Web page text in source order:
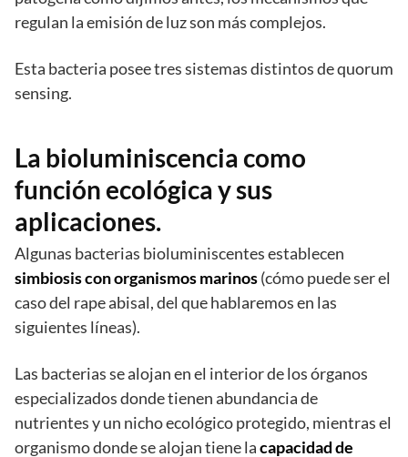
regulan la emisión de luz son más complejos.
Esta bacteria posee tres sistemas distintos de quorum
sensing.
La bioluminiscencia como
función ecológica y sus
aplicaciones.
Algunas bacterias bioluminiscentes establecen
simbiosis con organismos marinos(cómo puede ser el
caso del rape abisal, del que hablaremos en las
siguientes líneas).
Las bacterias se alojan en el interior de los órganos
especializados donde tienen abundancia de
nutrientes y un nicho ecológico protegido, mientras el
organismo donde se alojan tiene lacapacidad de